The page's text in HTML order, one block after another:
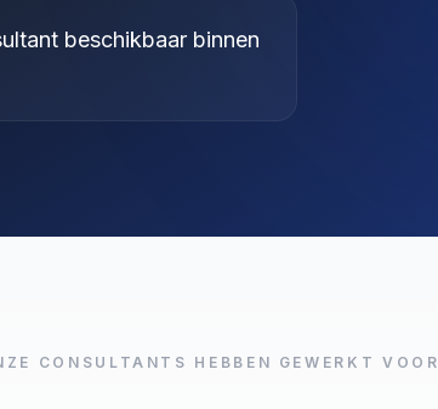
beschikbaar binnen
CONSULTANTS HEBBEN GEWERKT VOOR